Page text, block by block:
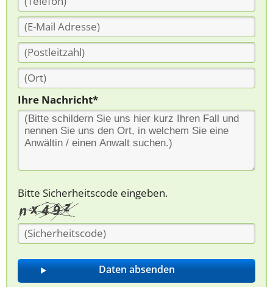
Ihre Nachricht*
Bitte Sicherheitscode eingeben.